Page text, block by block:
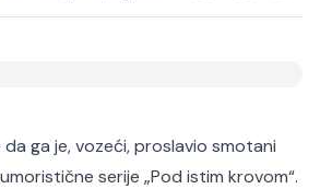
ga je, vozeći, proslavio smotani
serije „Pod istim krovom“.